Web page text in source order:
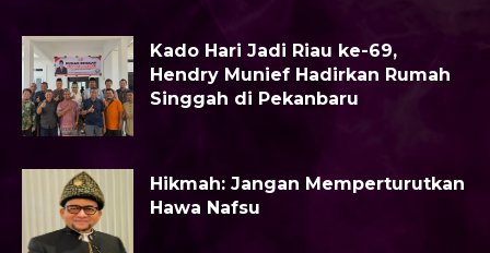
Kado Hari Jadi Riau ke-69,
Hendry Munief Hadirkan Rumah
Singgah di Pekanbaru
Hikmah: Jangan Memperturutkan
Hawa Nafsu